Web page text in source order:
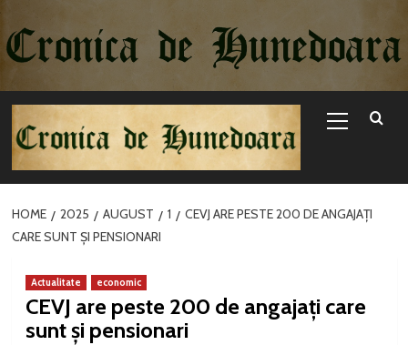
la
conținut
Menu
HOME 2025 AUGUST 1
CEVJ ARE PESTE 200 DE ANGAJAȚI
CARE SUNT ȘI PENSIONARI
Actualitate economic
CEVJ are peste 200 de angajați care
sunt și pensionari